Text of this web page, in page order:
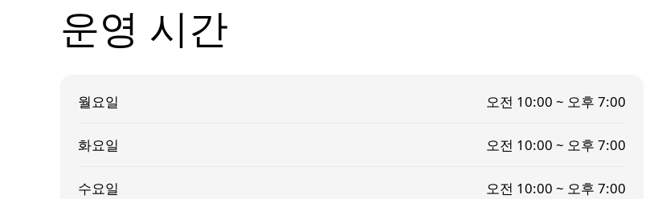
운영 시간
월요일 오전 10:00 ~ 오후 7:00
화요일 오전 10:00 ~ 오후 7:00
수요일 오전 10:00 ~ 오후 7:00